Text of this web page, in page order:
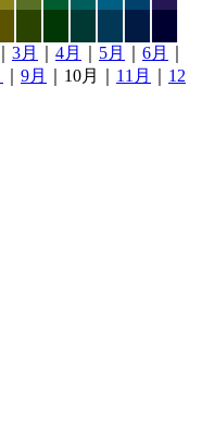
3月 4月 5月 6月
9月 ｜10月｜ 11月
12